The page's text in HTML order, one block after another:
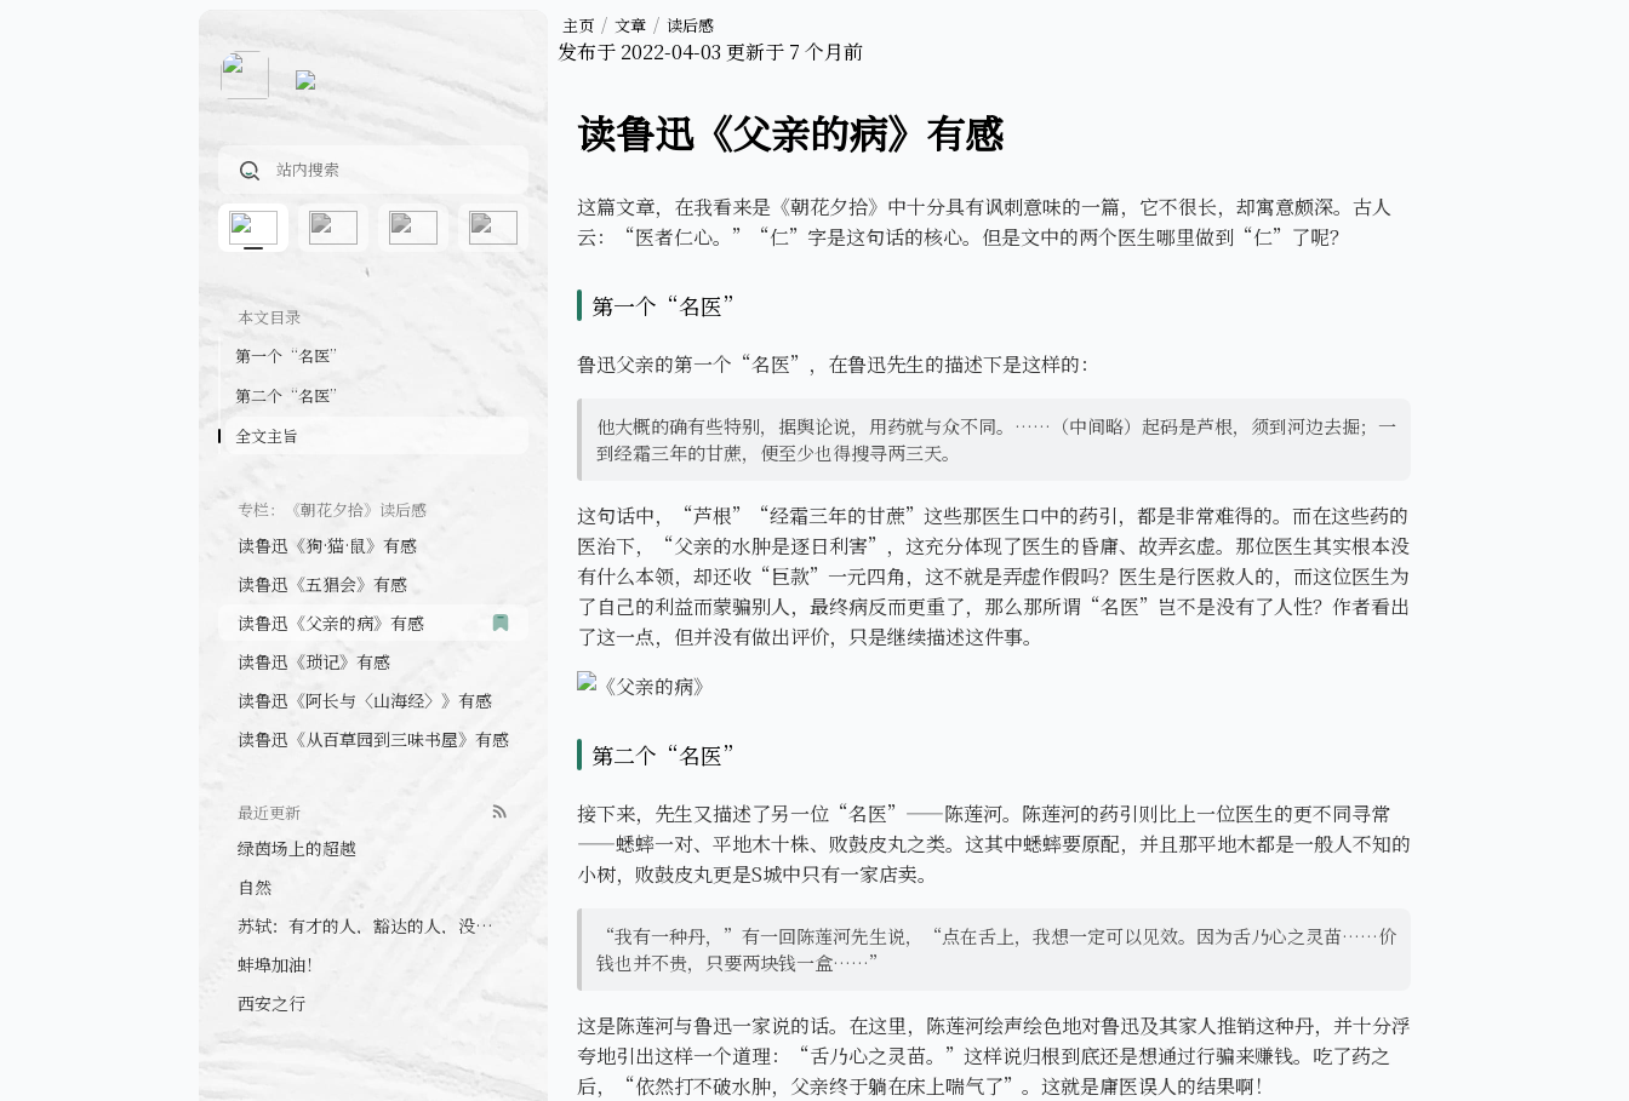
本文目录
第一个“名医”
第二个“名医”
全文主旨
专栏：《朝花夕拾》读后感
读鲁迅《狗·猫·鼠》有感
读鲁迅《五猖会》有感
读鲁迅《父亲的病》有感
读鲁迅《琐记》有感
读鲁迅《阿长与〈山海经〉》有感
读鲁迅《从百草园到三味书屋》有感
最近更新
绿茵场上的超越
自然
蚌埠加油！
西安之行
主页 文章 读后感
发布于 2022-04-03 更新于 7 个月前
读鲁迅《父亲的病》有感
这篇文章，在我看来是《朝花夕拾》中十分具有讽刺意味的一篇，它不很长，却寓意颇深。古人
云：“医者仁心。”“仁”字是这句话的核心。但是文中的两个医生哪里做到“仁”了呢？
第一个“名医”
鲁迅父亲的第一个“名医”，在鲁迅先生的描述下是这样的：
他大概的确有些特别，据舆论说，用药就与众不同。……（中间略）起码是芦根，须到河边去掘；一
到经霜三年的甘蔗，便至少也得搜寻两三天。
这句话中，“芦根”“经霜三年的甘蔗”这些那医生口中的药引，都是非常难得的。而在这些药的
医治下，“父亲的水肿是逐日利害”，这充分体现了医生的昏庸、故弄玄虚。那位医生其实根本没
有什么本领，却还收“巨款”一元四角，这不就是弄虚作假吗？医生是行医救人的，而这位医生为
了自己的利益而蒙骗别人，最终病反而更重了，那么那所谓“名医”岂不是没有了人性？作者看出
了这一点，但并没有做出评价，只是继续描述这件事。
第二个“名医”
接下来，先生又描述了另一位“名医”——陈莲河。陈莲河的药引则比上一位医生的更不同寻常
——蟋蟀一对、平地木十株、败鼓皮丸之类。这其中蟋蟀要原配，并且那平地木都是一般人不知的
小树，败鼓皮丸更是S城中只有一家店卖。
“我有一种丹，”有一回陈莲河先生说，“点在舌上，我想一定可以见效。因为舌乃心之灵苗……价
钱也并不贵，只要两块钱一盒……”
这是陈莲河与鲁迅一家说的话。在这里，陈莲河绘声绘色地对鲁迅及其家人推销这种丹，并十分浮
夸地引出这样一个道理：“舌乃心之灵苗。”这样说归根到底还是想通过行骗来赚钱。吃了药之
后，“依然打不破水肿，父亲终于躺在床上喘气了”。这就是庸医误人的结果啊！